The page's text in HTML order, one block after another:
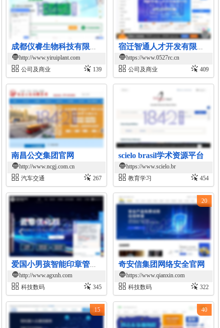
成都仪睿生物科技有限公司官网
http://www.yiruiplant.com
公司及商业
139
宿迁智通人才开发有限公司招聘网
https://www.0527rc.cn
公司及商业
409
南昌公交集团官网
http://www.ncgj.com.cn
汽车交通
267
scielo brasil学术资源平台
https://www.scielo.br
教育学习
454
爱国小男孩智能印章管理系统
http://www.agxnh.com
科技数码
345
奇安信集团网络安全官网
https://www.qianxin.com
科技数码
322
20
15 40